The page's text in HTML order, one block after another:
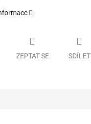
ZEPTAT SE SDÍLET